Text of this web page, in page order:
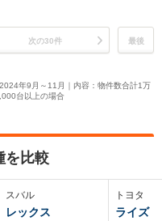
次の30件 最後
年9月～11月｜内容：物件数合計1万
台以上の場合
を比較
スバル
レックス
トヨタ
ライズ